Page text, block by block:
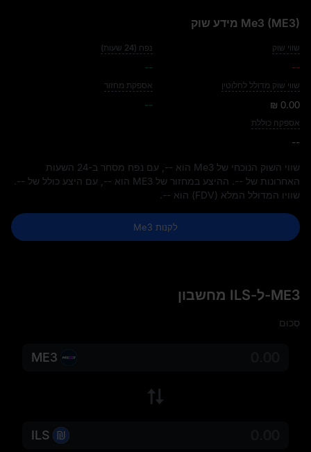
Me3 (ME3) מידע שוק
שווי שוק
--
נפח (24 שעות)
--
שווי שוק מדולל לחלוטין
₪ 0.00
אספקת מחזור
--
אספקה כוללת
--
שווי השוק הנוכחי של Me3 הוא --
, עם נפח מסחר ב-24 השעות
האחרונות של --. ההיצע במחזור של ME3 הוא --, עם היצע כולל של --
.
שוויו המדולל המלא (FDV) הוא
--
.
לקנות Me3
ME3-ל-ILS מחשבון
סְכוּם
ME3
ILS